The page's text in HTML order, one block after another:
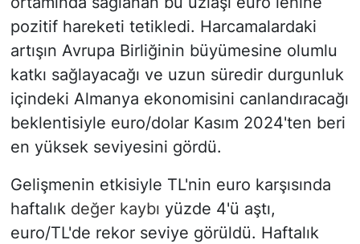
pozitif hareketi tetikledi. Harcamalardaki
artışın Avrupa Birliğinin büyümesine olumlu
katkı sağlayacağı ve uzun süredir durgunluk
içindeki Almanya ekonomisini canlandıracağı
beklentisiyle euro/dolar Kasım 2024'ten beri
en yüksek seviyesini gördü.
Gelişmenin etkisiyle TL'nin euro karşısında
haftalık değer kaybı yüzde 4'ü aştı,
euro/TL'de rekor seviye görüldü. Haftalık